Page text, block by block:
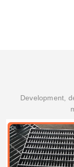
Development,